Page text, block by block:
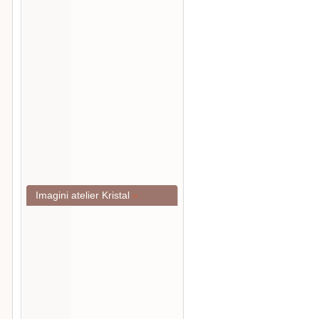
Imagini atelier Kristal »